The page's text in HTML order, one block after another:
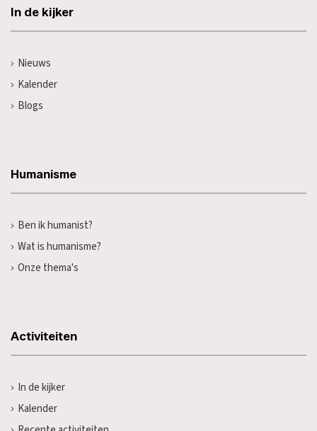
In de kijker
Nieuws
Kalender
Blogs
Humanisme
Ben ik humanist?
Wat is humanisme?
Onze thema's
Activiteiten
In de kijker
Kalender